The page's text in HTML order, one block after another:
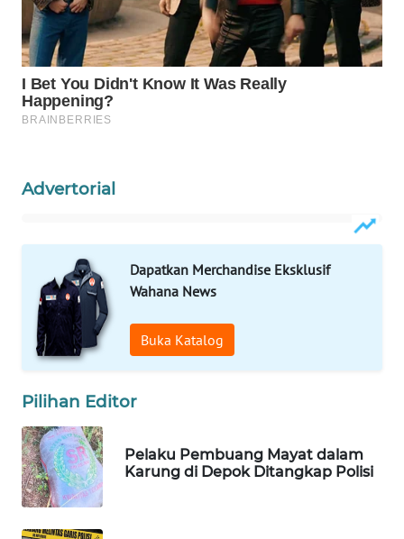
Advertorial
Dapatkan Merchandise Eksklusif
Wahana News
Buka Katalog
Pilihan Editor
Pelaku Pembuang Mayat dalam
Karung di Depok Ditangkap Polisi
WAHANA
LISTRIK
WAHANA
TRAVEL
ID
WAHANANEWS
CO ID
WAHANANEWS
WAHANA
SPORT
WAHANA